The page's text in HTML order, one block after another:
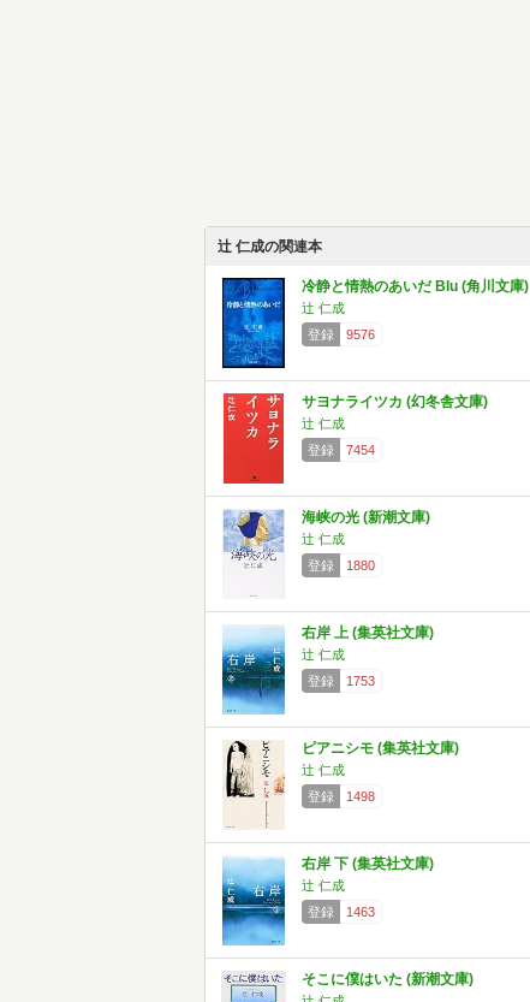
辻 仁成の関連本
冷静と情熱のあいだ Blu (角川文庫)
辻 仁成
登録
9576
サヨナライツカ (幻冬舎文庫)
辻 仁成
登録
7454
海峡の光 (新潮文庫)
辻 仁成
登録
1880
右岸 上 (集英社文庫)
辻 仁成
登録
1753
ピアニシモ (集英社文庫)
辻 仁成
登録
1498
右岸 下 (集英社文庫)
辻 仁成
登録
1463
そこに僕はいた (新潮文庫)